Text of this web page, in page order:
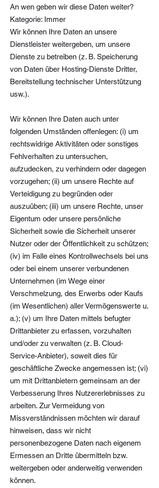
An wen geben wir diese Daten weiter?
Kategorie: Immer
Wir können Ihre Daten an unsere
Dienstleister weitergeben, um unsere
Dienste zu betreiben (z. B. Speicherung
von Daten über Hosting-Dienste Dritter,
Bereitstellung technischer Unterstützung
usw.).
Wir können Ihre Daten auch unter
folgenden Umständen offenlegen: (i) um
rechtswidrige Aktivitäten oder sonstiges
Fehlverhalten zu untersuchen,
aufzudecken, zu verhindern oder dagegen
vorzugehen; (ii) um unsere Rechte auf
Verteidigung zu begründen oder
auszuüben; (iii) um unsere Rechte, unser
Eigentum oder unsere persönliche
Sicherheit sowie die Sicherheit unserer
Nutzer oder der Öffentlichkeit zu schützen;
(iv) im Falle eines Kontrollwechsels bei uns
oder bei einem unserer verbundenen
Unternehmen (im Wege einer
Verschmelzung, des Erwerbs oder Kaufs
(im Wesentlichen) aller Vermögenswerte u.
a.); (v) um Ihre Daten mittels befugter
Drittanbieter zu erfassen, vorzuhalten
und/oder zu verwalten (z. B. Cloud-
Service-Anbieter), soweit dies für
geschäftliche Zwecke angemessen ist; (vi)
um mit Drittanbietern gemeinsam an der
Verbesserung Ihres Nutzererlebnisses zu
arbeiten. Zur Vermeidung von
Missverständnissen möchten wir darauf
hinweisen, dass wir nicht
personenbezogene Daten nach eigenem
Ermessen an Dritte übermitteln bzw.
weitergeben oder anderweitig verwenden
können.